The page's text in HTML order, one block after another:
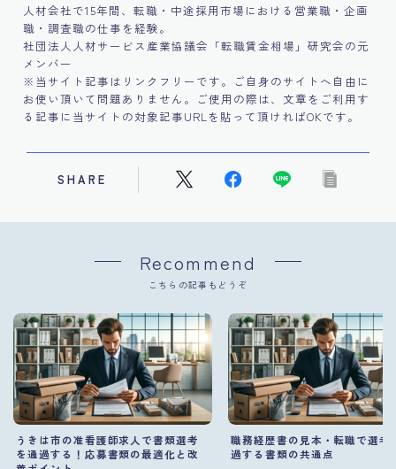
人材会社で15年間、転職・中途採用市場における営業職・企画
職・調査職の仕事を経験。
社団法人人材サービス産業協議会「転職賃金相場」研究会の元
メンバー
※当サイト記事はリンクフリーです。ご自身のサイトへ自由に
お使い頂いて問題ありません。ご使用の際は、文章をご利用す
る記事に当サイトの対象記事URLを貼って頂ければOKです。
SHARE
Recommend
こちらの記事もどうぞ
うきは市の准看護師求人で書類選考
を通過する！応募書類の最適化と改
職務経歴書の見本・転職で選考
過する書類の共通点